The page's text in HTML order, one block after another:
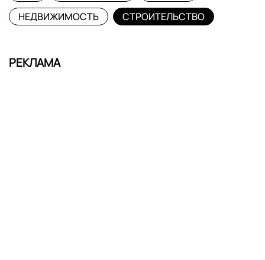
НЕДВИЖИМОСТЬ
СТРОИТЕЛЬСТВО
РЕКЛАМА